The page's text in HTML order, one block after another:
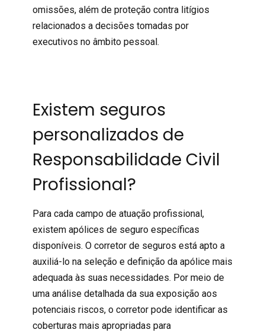
omissões, além de proteção contra litígios
relacionados a decisões tomadas por
executivos no âmbito pessoal.
Existem seguros
personalizados de
Responsabilidade Civil
Profissional?
Para cada campo de atuação profissional,
existem apólices de seguro específicas
disponíveis. O corretor de seguros está apto a
auxiliá-lo na seleção e definição da apólice mais
adequada às suas necessidades. Por meio de
uma análise detalhada da sua exposição aos
potenciais riscos, o corretor pode identificar as
coberturas mais apropriadas para